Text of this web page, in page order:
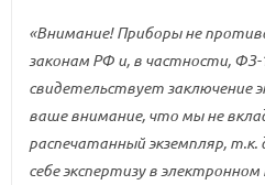
«Внимание! Приборы не
законам РФ и, в частности,
свидетельствует заключение
ваше внимание, что мы не
распечатанный экземпляр,
себе экспертизу в